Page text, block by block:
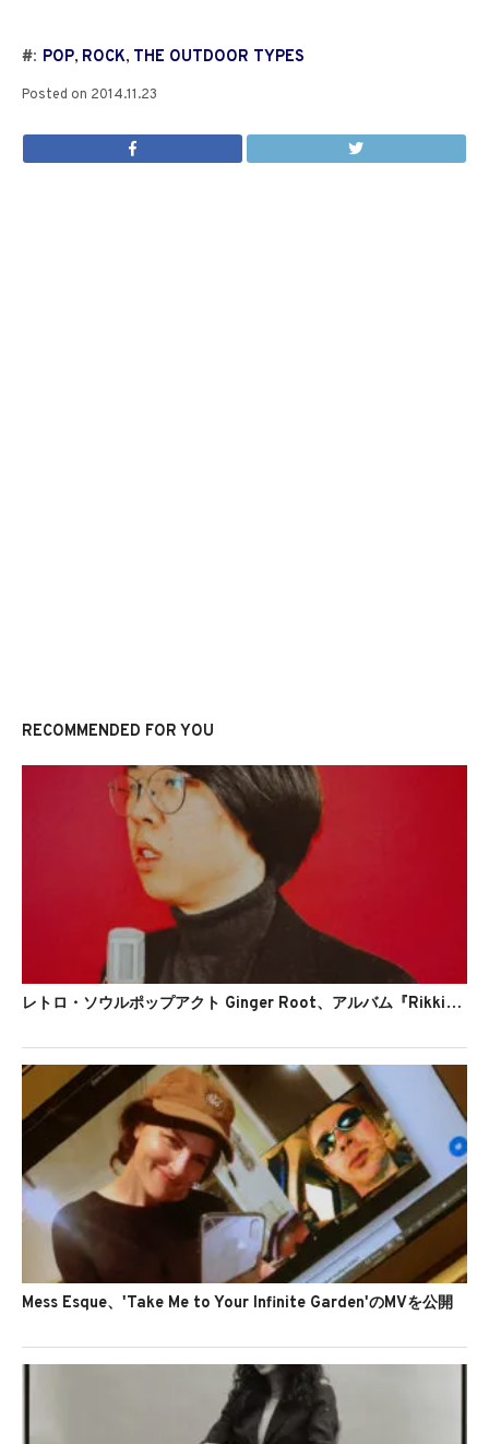
#: POP, ROCK, THE OUTDOOR TYPES
Posted on 2014.11.23
RECOMMENDED FOR YOU
レトロ・ソウルポップアクト Ginger Root、アルバム『Rikki』をリリース
Mess Esque、'Take Me to Your Infinite Garden'のMVを公開